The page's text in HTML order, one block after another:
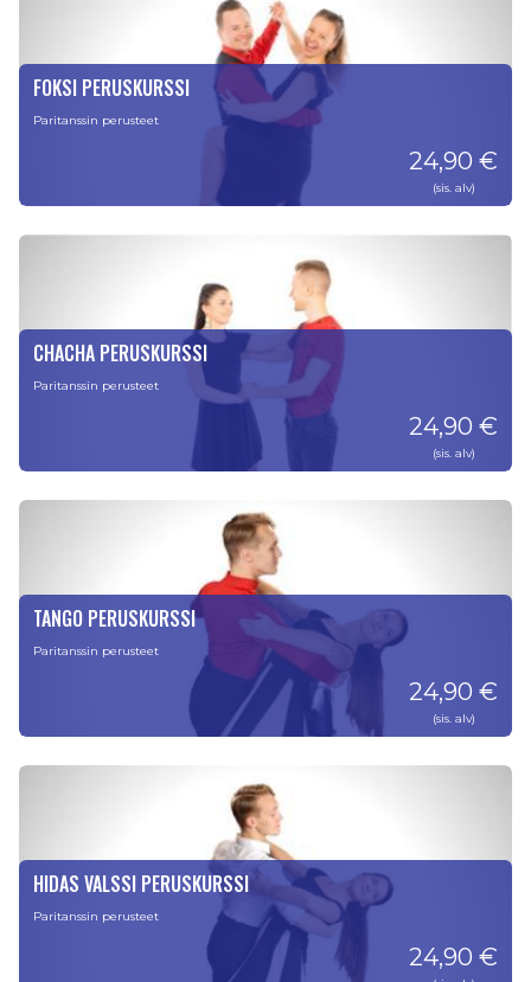
FOKSI PERUSKURSSI
Paritanssin perusteet
24,90 €
(sis. alv)
CHACHA PERUSKURSSI
Paritanssin perusteet
24,90 €
(sis. alv)
TANGO PERUSKURSSI
Paritanssin perusteet
24,90 €
(sis. alv)
HIDAS VALSSI PERUSKURSSI
Paritanssin perusteet
24,90 €